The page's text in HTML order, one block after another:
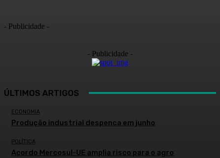
- Publicidade -
- Publicidade -
ÚLTIMOS ARTIGOS
ECONOMIA
Produção industrial despenca em junho
POLÍTICA
Acordo Mercosul-UE amplia risco para o agro